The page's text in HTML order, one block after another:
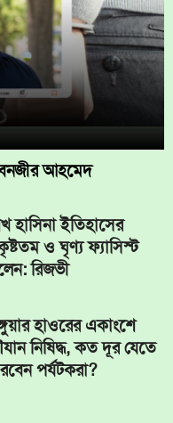
আহমেদ
হাসিনা ইতিহাসের
ও ঘৃণ্য ফ্যাসিস্ট
রিজভী
হাওরের একাংশে
নিষিদ্ধ, কত দূর যেতে
পর্যটকরা?